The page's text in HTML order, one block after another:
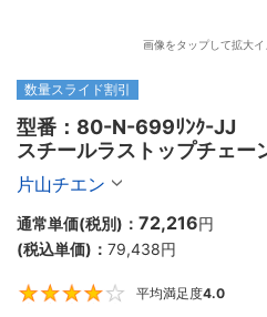
画像をタップして拡大
数量スライド割引
型番：80-N-699ﾘﾝｸ-JJ
スチールラストップチェー
片山チエン
通常単価(税別)： 72,216円
(税込単価)： 79,438円
平均満足度4.0